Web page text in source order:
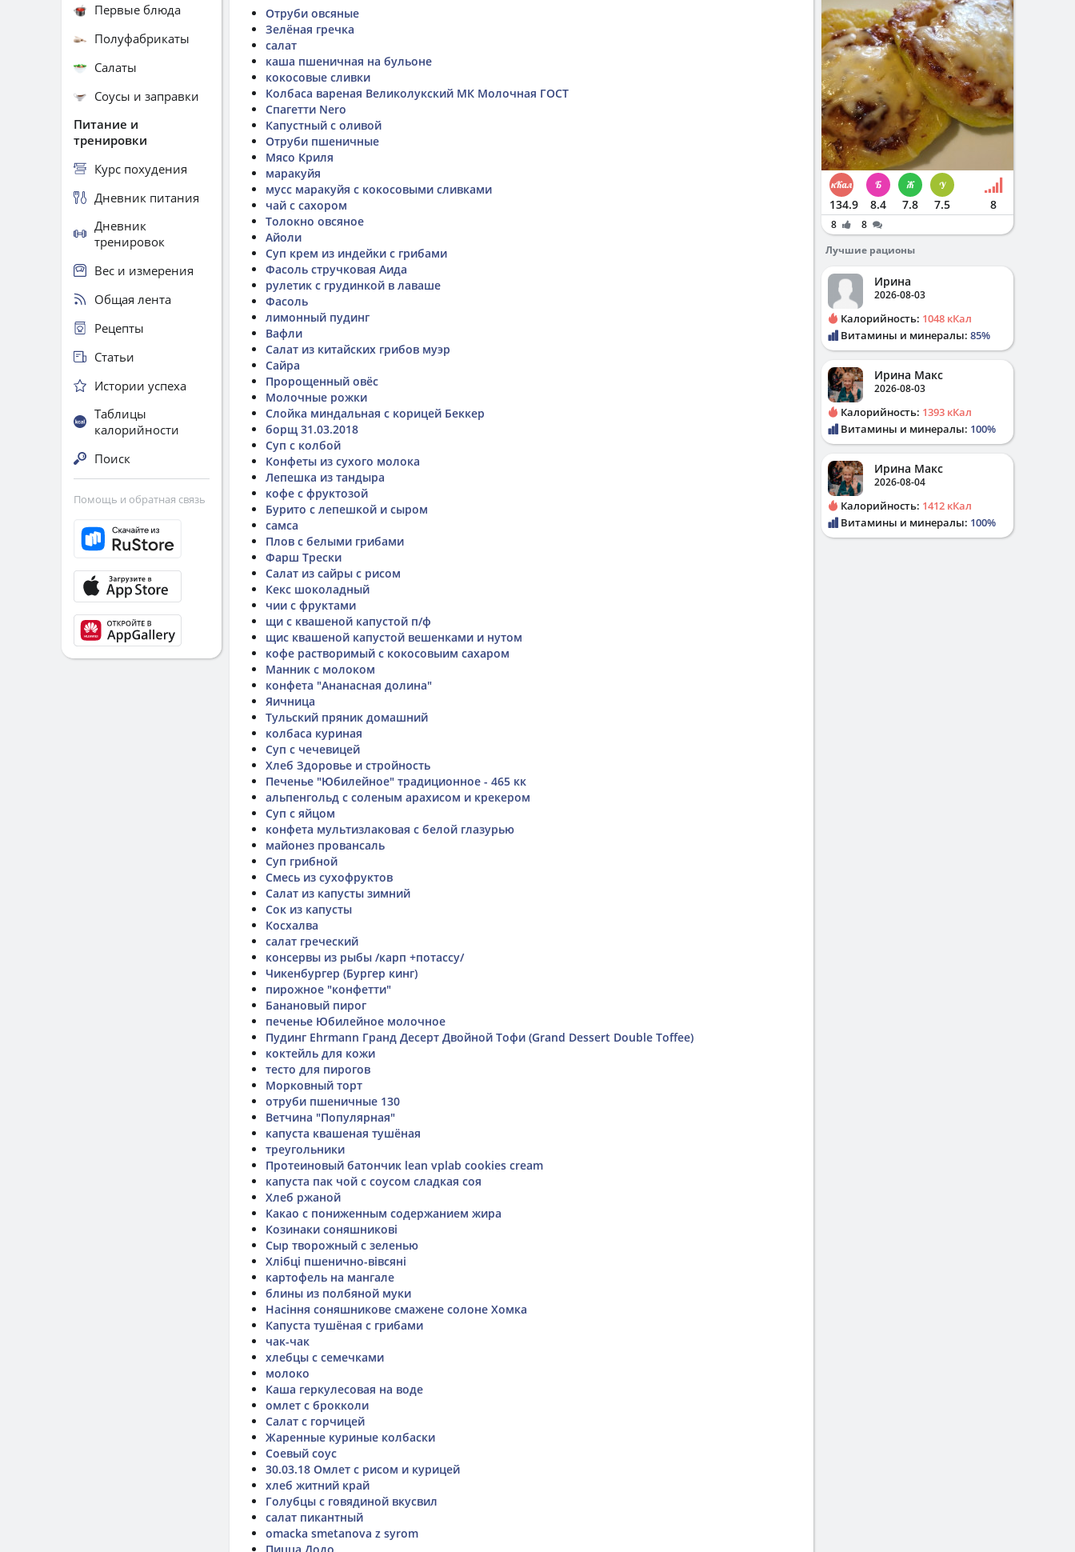
Отруби овсяные
Зелёная гречка
салат
каша пшеничная на бульоне
кокосовые сливки
Колбаса вареная Великолукский МК Молочная ГОСТ
Спагетти Nero
Капустный с оливой
Отруби пшеничные
Мясо Криля
маракуйя
мусс маракуйя с кокосовыми сливками
чай с сахором
Толокно овсяное
Айоли
Суп крем из индейки с грибами
Фасоль стручковая Аида
рулетик с грудинкой в лаваше
Фасоль
лимонный пудинг
Вафли
Салат из китайских грибов муэр
Сайра
Пророщенный овёс
Молочные рожки
Слойка миндальная с корицей Беккер
борщ 31.03.2018
Суп с колбой
Конфеты из сухого молока
Лепешка из тандыра
кофе с фруктозой
Бурито с лепешкой и сыром
самса
Плов с белыми грибами
Фарш Трески
Салат из сайры с рисом
Кекс шоколадный
чии с фруктами
щи с квашеной капустой п/ф
щис квашеной капустой вешенками и нутом
кофе растворимый с кокосовыим сахаром
Манник с молоком
конфета "Ананасная долина"
Яичница
Тульский пряник домашний
колбаса куриная
Суп с чечевицей
Хлеб Здоровье и стройность
Печенье "Юбилейное" традиционное - 465 кк
альпенгольд с соленым арахисом и крекером
Суп с яйцом
конфета мультизлаковая с белой глазурью
майонез провансаль
Суп грибной
Смесь из сухофруктов
Салат из капусты зимний
Сок из капусты
Косхалва
салат греческий
консервы из рыбы /карп +потассу/
Чикенбургер (Бургер кинг)
пирожное "конфетти"
Банановый пирог
печенье Юбилейное молочное
Пудинг Ehrmann Гранд Десерт Двойной Тофи (Grand Dessert Double Toffee)
коктейль для кожи
тесто для пирогов
Морковный торт
отруби пшеничные 130
Ветчина "Популярная"
капуста квашеная тушёная
треугольники
Протеиновый батончик lean vplab cookies cream
капуста пак чой с соусом сладкая соя
Хлеб ржаной
Какао с пониженным содержанием жира
Козинаки соняшникові
Сыр творожный с зеленью
Хлібці пшенично-вівсяні
картофель на мангале
блины из полбяной муки
Насіння соняшникове смажене солоне Хомка
Капуста тушёная с грибами
чак-чак
хлебцы с семечками
молоко
Каша геркулесовая на воде
омлет с брокколи
Салат с горчицей
Жаренные куриные колбаски
Соевый соус
30.03.18 Омлет с рисом и курицей
хлеб житний край
Голубцы с говядиной вкусвил
салат пикантный
omacka smetanova z syrom
Первые блюда
Полуфабрикаты
Салаты
Соусы и заправки
Питание и
тренировки
Курс похудения
Дневник питания
Дневник
тренировок
Вес и измерения
Общая лента
Рецепты
Статьи
Истории успеха
Таблицы
калорийности
Поиск
Помощь и обратная связь
134.9 8.4 7.8 7.5 8
8
8
Лучшие рационы
Ирина
2026-08-03
Калорийность: 1048 кКал
Витамины и минералы: 85%
Ирина Макс
2026-08-03
Калорийность: 1393 кКал
Витамины и минералы: 100%
Ирина Макс
2026-08-04
Калорийность: 1412 кКал
Витамины и минералы: 100%